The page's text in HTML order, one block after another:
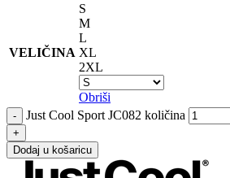
VELIČINA
S
M
L
XL
2XL
Obriši
Just Cool Sport JC082 količina
Dodaj u košaricu